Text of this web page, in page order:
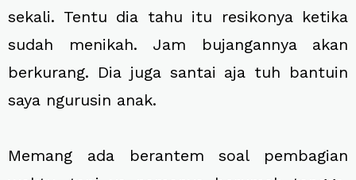
sekali. Tentu dia tahu itu resikonya ketika
sudah menikah. Jam bujangannya akan
berkurang. Dia juga santai aja tuh bantuin
saya ngurusin anak.
Memang ada berantem soal pembagian